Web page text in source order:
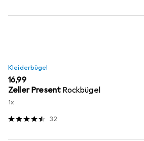
Kleiderbügel
EUR
16,99
Zeller Present Rockbügel
1x
32